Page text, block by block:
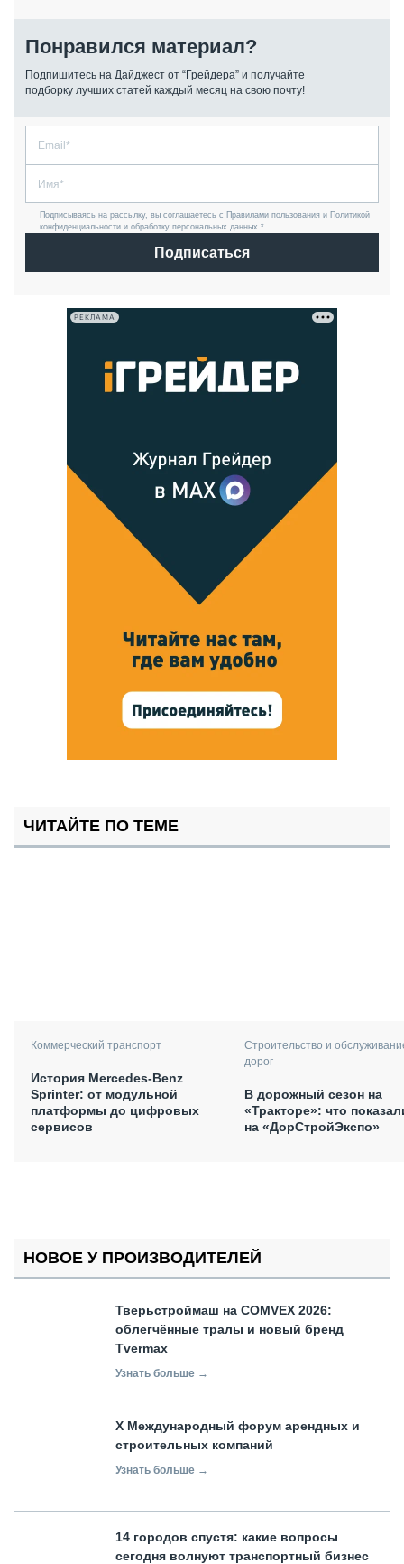
Понравился материал?
Подпишитесь на Дайджест от “Грейдера” и получайте
подборку лучших статей каждый месяц на свою почту!
Подписываясь на рассылку, вы соглашаетесь с Правилами пользования и Политикой
конфиденциальности и обработку персональных данных *
Подписаться
РЕКЛАМА
ЧИТАЙТЕ ПО ТЕМЕ
Коммерческий транспорт
История Mercedes-Benz
Sprinter: от модульной
платформы до цифровых
сервисов
Строительство и
дорог
В дорожный сезон на
«Тракторе»: что
на «ДорСтройЭкспо»
НОВОЕ У ПРОИЗВОДИТЕЛЕЙ
Тверьстроймаш на COMVEX 2026:
облегчённые тралы и новый бренд
Tvermax
Узнать больше →
X Международный форум арендных и
строительных компаний
Узнать больше →
14 городов спустя: какие вопросы
сегодня волнуют транспортный бизнес